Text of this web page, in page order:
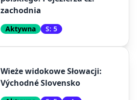
zachodnia
Aktywna S: 5
Wieże widokowe Słowacji:
Východné Slovensko